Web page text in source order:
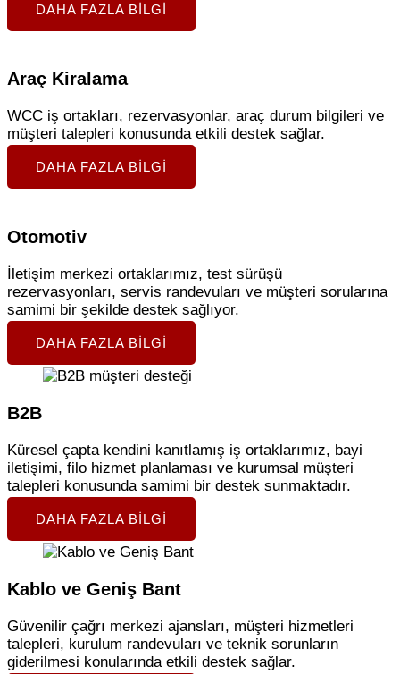
DAHA FAZLA BILGI
Araç Kiralama
WCC iş ortakları, rezervasyonlar, araç durum bilgileri ve
müşteri talepleri konusunda etkili destek sağlar.
DAHA FAZLA BILGI
Otomotiv
İletişim merkezi ortaklarımız, test sürüşü
rezervasyonları, servis randevuları ve müşteri sorularına
samimi bir şekilde destek sağlıyor.
DAHA FAZLA BILGI
B2B
Küresel çapta kendini kanıtlamış iş ortaklarımız, bayi
iletişimi, filo hizmet planlaması ve kurumsal müşteri
talepleri konusunda samimi bir destek sunmaktadır.
DAHA FAZLA BILGI
Kablo ve Geniş Bant
Güvenilir çağrı merkezi ajansları, müşteri hizmetleri
talepleri, kurulum randevuları ve teknik sorunların
giderilmesi konularında etkili destek sağlar.